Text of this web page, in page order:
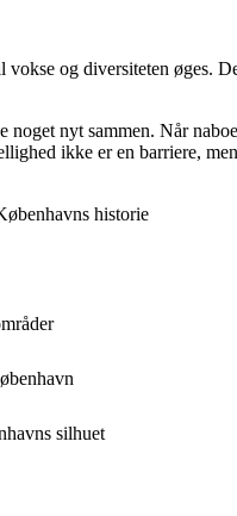
og diversiteten
noget nyt sammen. Når
ikke er en barriere,
historie
silhuet